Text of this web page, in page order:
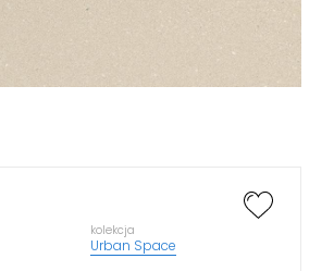
kolekcja
Urban Space